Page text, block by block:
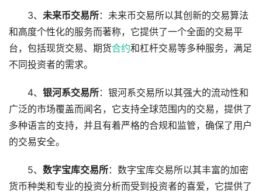
3、 未来币交易所：未来币交易所以其创新的交易算法
和高度个性化的服务而著称，它提供了一个全面的交易平
台，包括现货交易、期货合约和杠杆交易等多种服务，满足
不同投资者的需求。
4、 银河系交易所：银河系交易所以其强大的流动性和
广泛的市场覆盖而闻名，它支持全球范围内的交易，提供了
多种语言的支持，并且有着严格的合规和监管，确保了用户
的交易安全。
5、 数字宝库交易所：数字宝库交易所以其丰富的加密
货币种类和专业的投资分析而受到投资者的喜爱，它提供了